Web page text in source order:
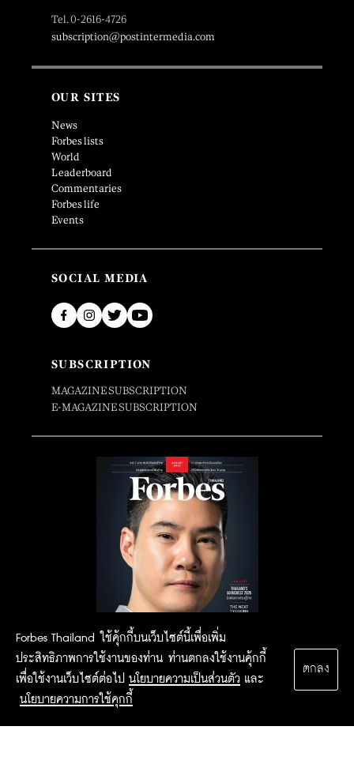
Forbes Thailand ใช้คุ้กกี้บนเว็บไซต์นี้เพื่อเพิ่ม
ประสิทธิภาพการใช้งานของท่าน ท่านตกลงใช้งานคุ้กกี้
เพื่อใช้งานเว็บไซต์ต่อไป นโยบายความเป็นส่วนตัว และ
นโยบายความการใช้คุกกี้
ตกลง
Tel. 0-2616-4726
subscription@postintermedia.com
OUR SITES
News
Forbes lists
World
Leaderboard
Commentaries
Forbes life
Events
SOCIAL MEDIA
SUBSCRIPTION
MAGAZINE SUBSCRIPTION
E-MAGAZINE SUBSCRIPTION
2015 Forbesthailand.com ALL RIGHTS RESERVED